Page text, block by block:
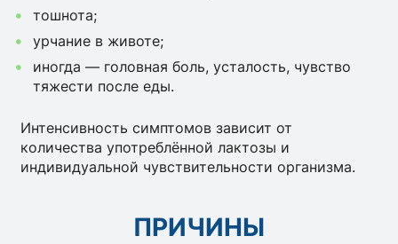
тошнота;
урчание в животе;
иногда — головная боль, усталость, чувство
тяжести после еды.
Интенсивность симптомов зависит от
количества употреблённой лактозы и
индивидуальной чувствительности организма.
ПРИЧИНЫ